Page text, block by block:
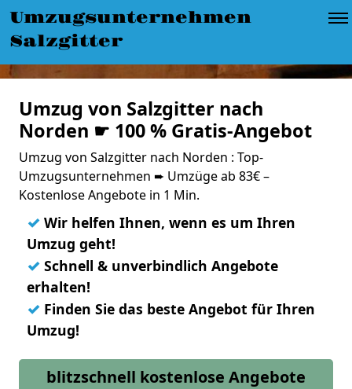
Umzugsunternehmen
Salzgitter
Umzug von Salzgitter nach
Norden ☛ 100 % Gratis-Angebot
Umzug von Salzgitter nach Norden : Top-
Umzugsunternehmen ➨ Umzüge ab 83€ –
Kostenlose Angebote in 1 Min.
✓ Wir helfen Ihnen, wenn es um Ihren
Umzug geht!
✓ Schnell & unverbindlich Angebote
erhalten!
✓ Finden Sie das beste Angebot für Ihren
Umzug!
blitzschnell kostenlose Angebote